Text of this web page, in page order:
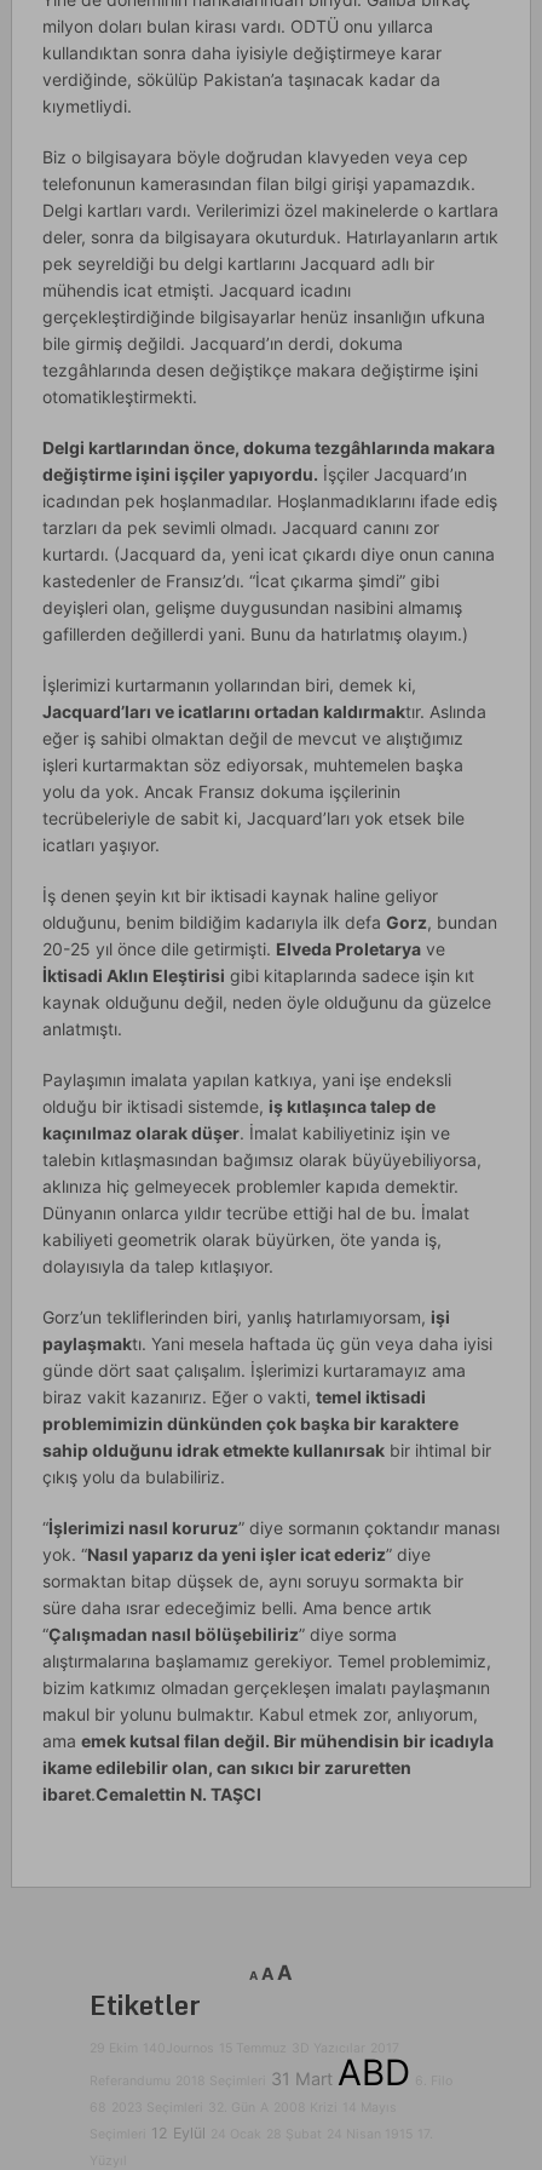
milyon doları bulan kirası vardı. ODTÜ onu yıllarca
kullandıktan sonra daha iyisiyle değiştirmeye karar
verdiğinde, sökülüp Pakistan’a taşınacak kadar da
kıymetliydi.
Biz o bilgisayara böyle doğrudan klavyeden veya cep
telefonunun kamerasından filan bilgi girişi yapamazdık.
Delgi kartları vardı. Verilerimizi özel makinelerde o kartlara
deler, sonra da bilgisayara okuturduk. Hatırlayanların artık
pek seyreldiği bu delgi kartlarını Jacquard adlı bir
mühendis icat etmişti. Jacquard icadını
gerçekleştirdiğinde bilgisayarlar henüz insanlığın ufkuna
bile girmiş değildi. Jacquard’ın derdi, dokuma
tezgâhlarında desen değiştikçe makara değiştirme işini
otomatikleştirmekti.
Delgi kartlarından önce, dokuma tezgâhlarında makara
değiştirme işini işçiler yapıyordu. İşçiler Jacquard’ın
icadından pek hoşlanmadılar. Hoşlanmadıklarını ifade ediş
tarzları da pek sevimli olmadı. Jacquard canını zor
kurtardı. (Jacquard da, yeni icat çıkardı diye onun canına
kastedenler de Fransız’dı. “İcat çıkarma şimdi” gibi
deyişleri olan, gelişme duygusundan nasibini almamış
gafillerden değillerdi yani. Bunu da hatırlatmış olayım.)
İşlerimizi kurtarmanın yollarından biri, demek ki,
Jacquard’ları ve icatlarını ortadan kaldırmaktır. Aslında
eğer iş sahibi olmaktan değil de mevcut ve alıştığımız
işleri kurtarmaktan söz ediyorsak, muhtemelen başka
yolu da yok. Ancak Fransız dokuma işçilerinin
tecrübeleriyle de sabit ki, Jacquard’ları yok etsek bile
icatları yaşıyor.
İş denen şeyin kıt bir iktisadi kaynak haline geliyor
olduğunu, benim bildiğim kadarıyla ilk defa Gorz, bundan
20-25 yıl önce dile getirmişti. Elveda Proletaryave
İktisadi Aklın Eleştirisi gibi kitaplarında sadece işin kıt
kaynak olduğunu değil, neden öyle olduğunu da güzelce
anlatmıştı.
Paylaşımın imalata yapılan katkıya, yani işe endeksli
olduğu bir iktisadi sistemde, iş kıtlaşınca talep de
kaçınılmaz olarak düşer. İmalat kabiliyetiniz işin ve
talebin kıtlaşmasından bağımsız olarak büyüyebiliyorsa,
aklınıza hiç gelmeyecek problemler kapıda demektir.
Dünyanın onlarca yıldır tecrübe ettiği hal de bu. İmalat
kabiliyeti geometrik olarak büyürken, öte yanda iş,
dolayısıyla da talep kıtlaşıyor.
Gorz’un tekliflerinden biri, yanlış hatırlamıyorsam, işi
paylaşmaktı. Yani mesela haftada üç gün veya daha iyisi
günde dört saat çalışalım. İşlerimizi kurtaramayız ama
biraz vakit kazanırız. Eğer o vakti, temel iktisadi
problemimizin dünkünden çok başka bir karaktere
sahip olduğunu idrak etmekte kullanırsakbir ihtimal bir
çıkış yolu da bulabiliriz.
“İşlerimizi nasıl koruruz” diye sormanın çoktandır manası
yok. “Nasıl yaparız da yeni işler icat ederiz” diye
sormaktan bitap düşsek de, aynı soruyu sormakta bir
süre daha ısrar edeceğimiz belli. Ama bence artık
“Çalışmadan nasıl bölüşebiliriz” diye sorma
alıştırmalarına başlamamız gerekiyor. Temel problemimiz,
bizim katkımız olmadan gerçekleşen imalatı paylaşmanın
makul bir yolunu bulmaktır. Kabul etmek zor, anlıyorum,
ama emek kutsal filan değil. Bir mühendisin bir icadıyla
ikame edilebilir olan, can sıkıcı bir zaruretten
ibaret.Cemalettin N. TAŞCI
A AA
Etiketler
31 Mart ABD
12 Eylül